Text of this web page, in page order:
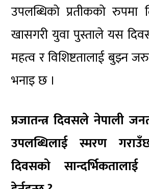
उपलब्धिको प्रतीकको
खासगरी युवा पुस्ताले यस
महत्व र विशिष्टतालाई बुझ्न
भनाइ छ ।
प्रजातन्त्र दिवसले नेपाली
उपलब्धिलाई स्मरण
दिवसको